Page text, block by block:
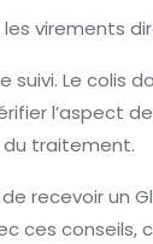
virements
Le
l’aspect
traitement.
recevoir un
ces